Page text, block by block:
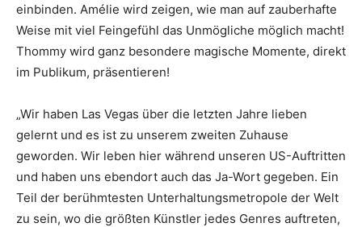
einbinden. Amélie wird zeigen, wie man auf zauberhafte
Weise mit viel Feingefühl das Unmögliche möglich macht!
Thommy wird ganz besondere magische Momente, direkt
im Publikum, präsentieren!
„Wir haben Las Vegas über die letzten Jahre lieben
gelernt und es ist zu unserem zweiten Zuhause
geworden. Wir leben hier während unseren US-Auftritten
und haben uns ebendort auch das Ja-Wort gegeben. Ein
Teil der berühmtesten Unterhaltungsmetropole der Welt
zu sein, wo die größten Künstler jedes Genres auftreten,